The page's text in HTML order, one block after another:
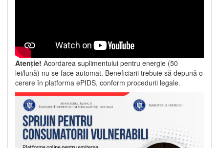
Atenție! Acordarea suplimentului pentru energie (50
lei/lună) nu se face automat. Beneficiarii trebuie să depună o
cerere în platforma ePIDS, conform procedurii legale.